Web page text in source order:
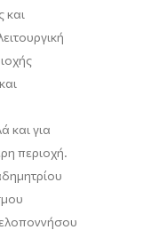
και
και για
περιοχή.